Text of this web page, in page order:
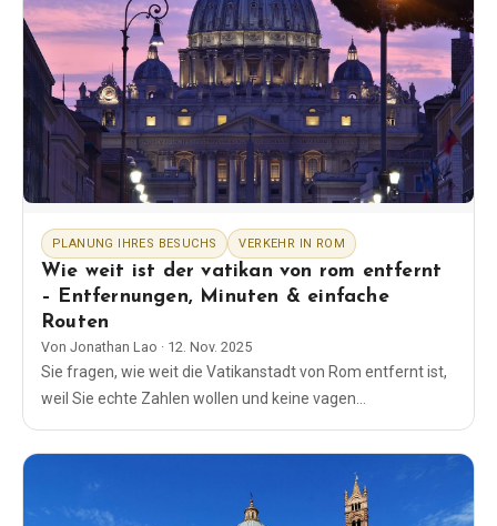
PLANUNG IHRES BESUCHS VERKEHR IN ROM
Wie weit ist der vatikan von rom entfernt
– Entfernungen, Minuten & einfache
Routen
Von Jonathan Lao · 12. Nov. 2025
Sie fragen, wie weit die Vatikanstadt von Rom entfernt ist,
weil Sie echte Zahlen wollen und keine vagen